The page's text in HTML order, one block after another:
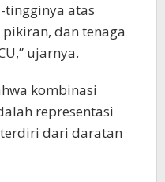
tingginya atas
dan tenaga
ujarnya.
kombinasi
representasi
dari daratan